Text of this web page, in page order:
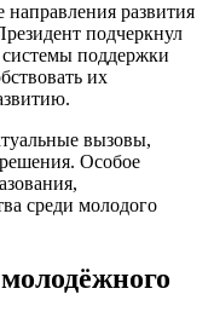
развития
подчеркнул
системы поддержки
их
вызовы,
Особое
среди молодого